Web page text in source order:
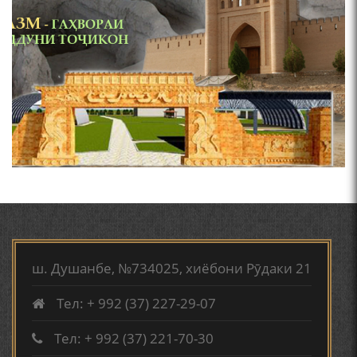
Мирзо Турсунзода - филми
мустанад
Мирзо Турсунзода - Шоиро,
аз сӯхтан дорӣ хабар
СЕҲРИ СУХАН ВА ҚУДРАТИ БАЁНИ УСТОД АЙНӢ
АБУАБДУЛЛОҲИ РӮДАКӢ ДАР ТАҲҚИҚИ ТОҶИДДИН
МАРДОНӢ УМРИДДИН ЮСУФӢ ИНСТИТУТИ ЗАБОН
ВА АДАБИЁТИ БА НОМИ РӮДАКИИ АМИТ
ТАҶАССУМИ ҲАСБИ ҲОЛ ДАР ҒАЗАЛИЁТИ КИРОМИ
БУХОРОӢ УСМОНОВА Г.Ф.
БЕРУНӢ ВА НАВРӮЗИ АҶАМ
ш. Душанбе, №734025, хиёбони Рӯдаки 21
Тел: + 992 (37) 227-29-07
Тел: + 992 (37) 221-70-30